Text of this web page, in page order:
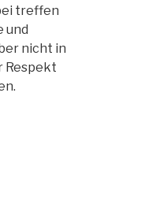
treffen
und
nicht in
Respekt